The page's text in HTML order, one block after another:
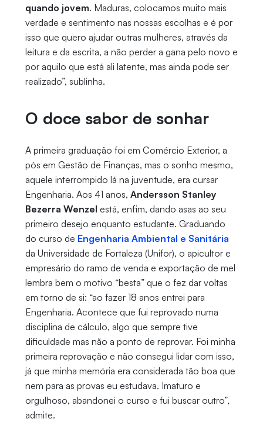
quando jovem. Maduras, colocamos muito mais
verdade e sentimento nas nossas escolhas e é por
isso que quero ajudar outras mulheres, através da
leitura e da escrita, a não perder a gana pelo novo e
por aquilo que está ali latente, mas ainda pode ser
realizado”, sublinha.
O doce sabor de sonhar
A primeira graduação foi em Comércio Exterior, a
pós em Gestão de Finanças, mas o sonho mesmo,
aquele interrompido lá na juventude, era cursar
Engenharia. Aos 41 anos, Andersson Stanley
Bezerra Wenzel está, enfim, dando asas ao seu
primeiro desejo enquanto estudante. Graduando
do curso de Engenharia Ambiental e Sanitária
da Universidade de Fortaleza (Unifor), o apicultor e
empresário do ramo de venda e exportação de mel
lembra bem o motivo “besta” que o fez dar voltas
em torno de si: “ao fazer 18 anos entrei para
Engenharia. Acontece que fui reprovado numa
disciplina de cálculo, algo que sempre tive
dificuldade mas não a ponto de reprovar. Foi minha
primeira reprovação e não consegui lidar com isso,
já que minha memória era considerada tão boa que
nem para as provas eu estudava. Imaturo e
orgulhoso, abandonei o curso e fui buscar outro”,
admite.